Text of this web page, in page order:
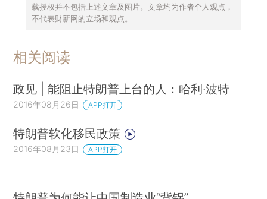
载授权并不包括上述文章及图片。文章均为作者个人观点，
不代表财新网的立场和观点。
相关阅读
政见 | 能阻止特朗普上台的人：哈利·波特
2016年08月26日 APP打开
特朗普软化移民政策
2016年08月23日 APP打开